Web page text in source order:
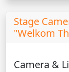
Stage
"Welkom
Camera &